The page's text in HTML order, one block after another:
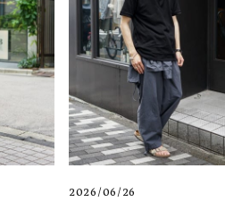
2026/06/26